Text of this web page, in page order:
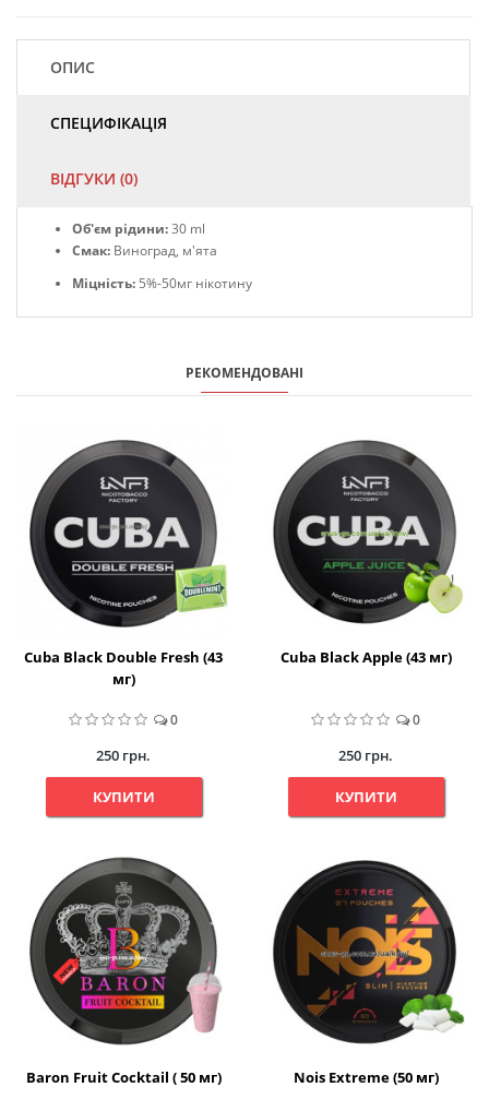
ОПИС
СПЕЦИФІКАЦІЯ
ВІДГУКИ (0)
Об'єм рідини:30 ml
Смак: Виноград, м'ята
Міцність: 5%-50мг нікотину
РЕКОМЕНДОВАНІ
Cuba Black Double Fresh (43
мг)
0
250 грн.
КУПИТИ
Cuba Black Apple (43 мг)
0
250 грн.
КУПИТИ
Baron Fruit Cocktail ( 50 мг) Nois Extreme (50 мг)